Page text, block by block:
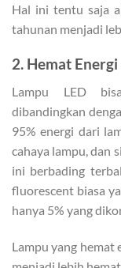
Hal ini tentu saja
tahunan menjadi
2. Hemat
Lampu LED
dibandingkan
95% energi dari
cahaya lampu, dan
ini berbading
fluorescent biasa
hanya 5% yang
Lampu yang hemat